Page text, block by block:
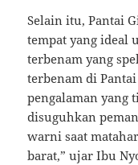
Selain itu, Pantai
tempat yang ideal
terbenam yang
terbenam di
pengalaman yang
disuguhkan
warni saat
barat,” ujar Ibu